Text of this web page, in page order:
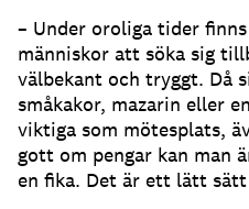
– Under oroliga tider
människor att söka sig
välbekant och tryggt. Då
småkakor, mazarin eller
viktiga som mötesplats,
gott om pengar kan man
en fika. Det är ett lätt